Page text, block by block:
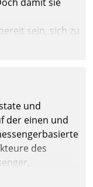
sein, sich zu
sie an ihr
und
der einen und
des
oder